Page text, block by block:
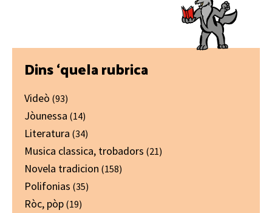
Primary
Sidebar
Dins ‘quela rubrica
Videò (93)
Jòunessa (14)
Literatura (34)
Musica classica, trobadors (21)
Novela tradicion (158)
Polifonias (35)
Ròc, pòp (19)